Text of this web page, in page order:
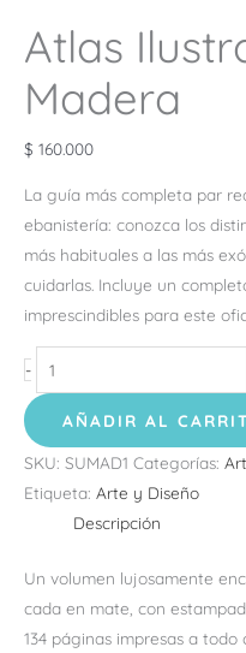
Atlas
Madera
$ 160.000
La guía más completa par
ebanistería: conozca los
más habituales a las más
cuidarlas. Incluye un
imprescindibles para este
-
AÑADIR AL
SKU: SUMAD1 Categorías:
Etiqueta: Arte y Diseño
Descripción
Un volumen lujosamente
cada en mate, con
134 páginas impresas a